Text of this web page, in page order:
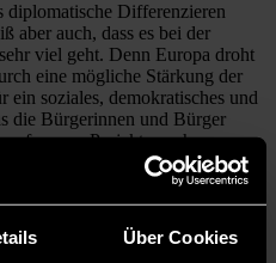
Über Cookies
diplomatische Differenzieren
aber auch, dass es bei der
viel geht. Denn Europa droht
eine mögliche Stärkung der
soziales, demokratisches und
die Bürgerinnen und Bürger
unsere Projekte nach vorne
und -populisten kein
zurück in die Vergangenheit